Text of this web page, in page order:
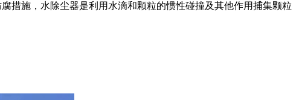
措施，水除尘器是利用水滴和颗粒的惯性碰撞及其他作用捕集颗粒